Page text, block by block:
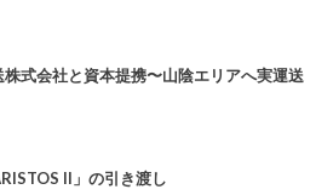
式会社と資本提携〜山陰エリアへ実運送
II」の引き渡し